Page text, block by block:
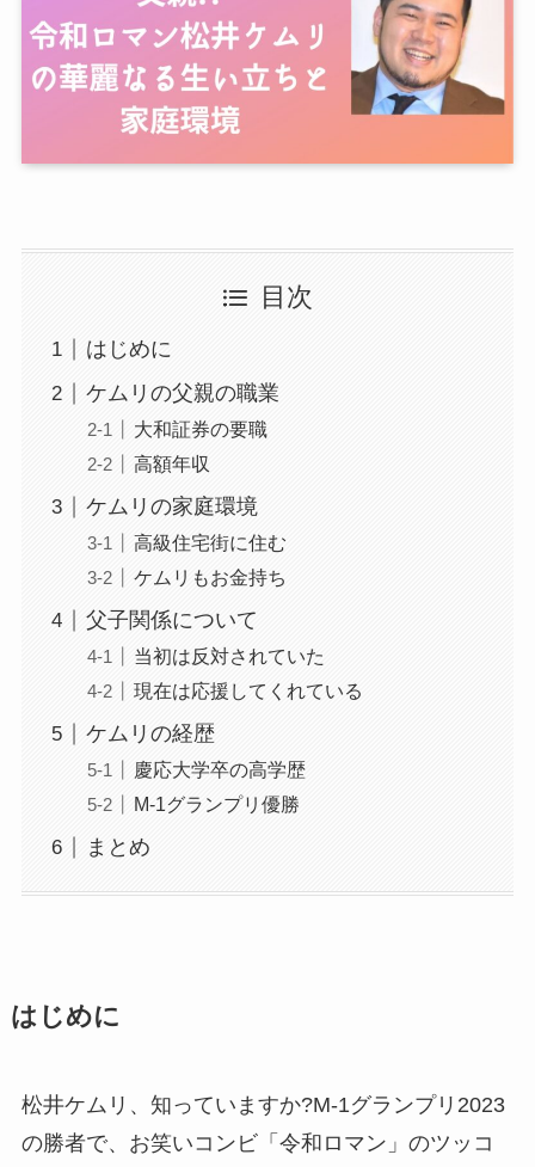
目次
はじめに
ケムリの父親の職業
大和証券の要職
高額年収
ケムリの家庭環境
高級住宅街に住む
ケムリもお金持ち
父子関係について
当初は反対されていた
現在は応援してくれている
ケムリの経歴
慶応大学卒の高学歴
M-1グランプリ優勝
まとめ
はじめに
松井ケムリ、知っていますか?M-1グランプリ2023
の勝者で、お笑いコンビ「令和ロマン」のツッコ